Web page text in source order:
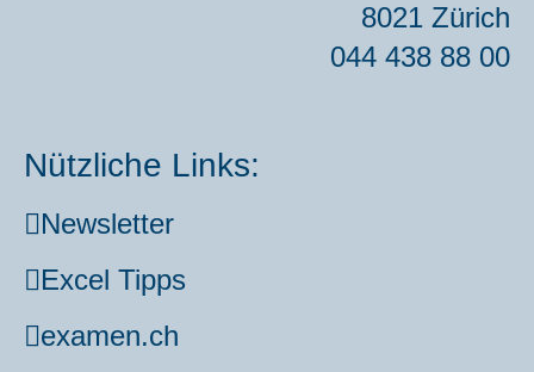
8021 Zürich
044 438 88 00
Nützliche Links:
News­let­ter
Excel Tipps
examen.ch